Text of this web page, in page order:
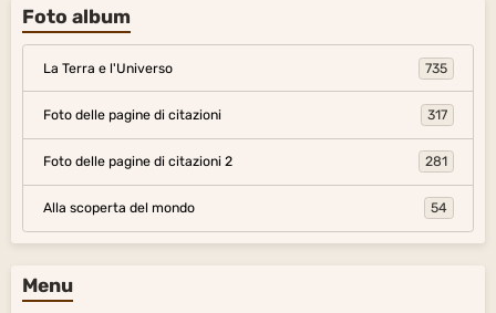
Foto album
La Terra e l'Universo 735
Foto delle pagine di citazioni 317
Foto delle pagine di citazioni 2 281
Alla scoperta del mondo 54
Menu